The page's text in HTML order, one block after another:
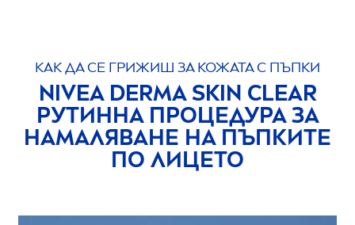
КАК ДА СЕ ГРИЖИШ ЗА КОЖАТА С ПЪПКИ
NIVEADERMASKIN CLEAR
РУТИННА ПРОЦЕДУРА ЗА
НАМАЛЯВАНЕ НА ПЪПКИТЕ
ПО ЛИЦЕТО